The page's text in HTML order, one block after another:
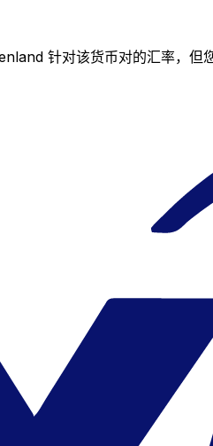
针对该货币对的汇率，但